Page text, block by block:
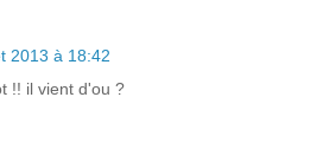
2013 à 18:42
!! il vient d'ou ?